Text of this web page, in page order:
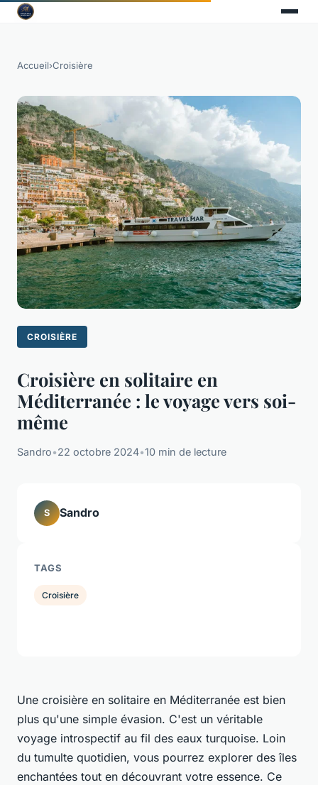
Accueil›Croisière
CROISIÈRE
Croisière en solitaire en
Méditerranée : le voyage vers soi-
même
Sandro•22 octobre 2024•10 min de lecture
Une croisière en solitaire en Méditerranée est bien
plus qu'une simple évasion. C'est un véritable
voyage introspectif au fil des eaux turquoise. Loin
du tumulte quotidien, vous pourrez explorer des îles
enchantées tout en découvrant votre essence. Ce
S Sandro
TAGS
Croisière